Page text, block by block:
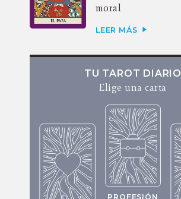
moral
LEER MÁS
TU TAROT DIARIO
Elige una carta
PROFESIÓN